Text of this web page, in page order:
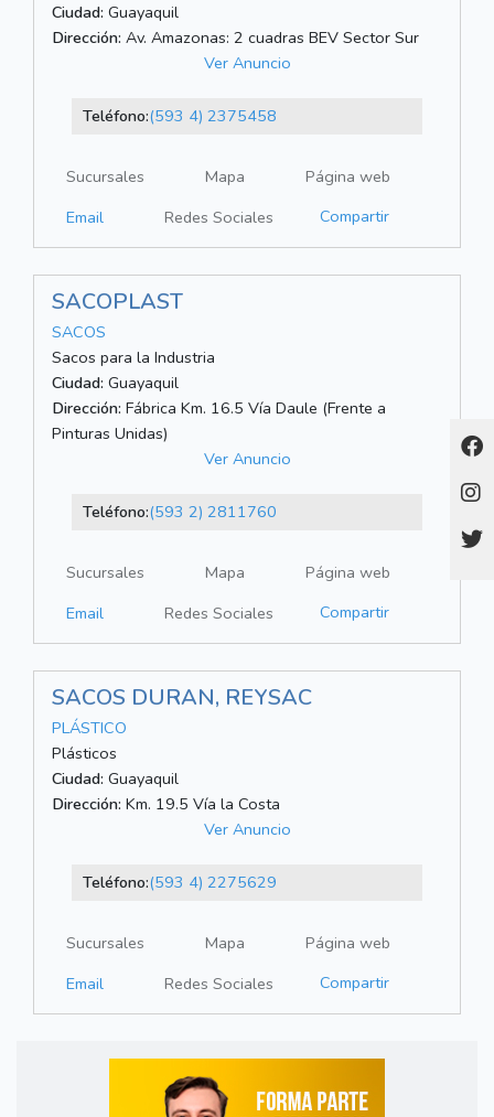
Ciudad: Guayaquil
Dirección: Av. Amazonas: 2 cuadras BEV Sector Sur
Ver Anuncio
Teléfono:(593 4) 2375458
Sucursales Mapa
Página web
Email
Redes Sociales Compartir
SACOPLAST
SACOS
Sacos para la Industria
Ciudad: Guayaquil
Dirección: Fábrica Km. 16.5 Vía Daule (Frente a
Pinturas Unidas)
Ver Anuncio
Teléfono:(593 2) 2811760
Sucursales Mapa
Página web
Email
Redes Sociales Compartir
SACOS DURAN, REYSAC
PLÁSTICO
Plásticos
Ciudad: Guayaquil
Dirección: Km. 19.5 Vía la Costa
Ver Anuncio
Teléfono:(593 4) 2275629
Sucursales Mapa
Página web
Email
Redes Sociales Compartir